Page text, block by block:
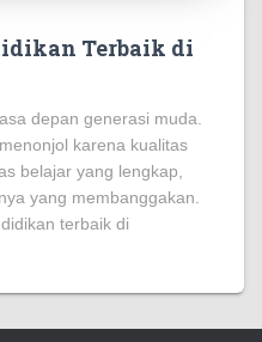
Terbaik di
depan generasi muda.
karena kualitas
belajar yang lengkap,
yang membanggakan.
terbaik di